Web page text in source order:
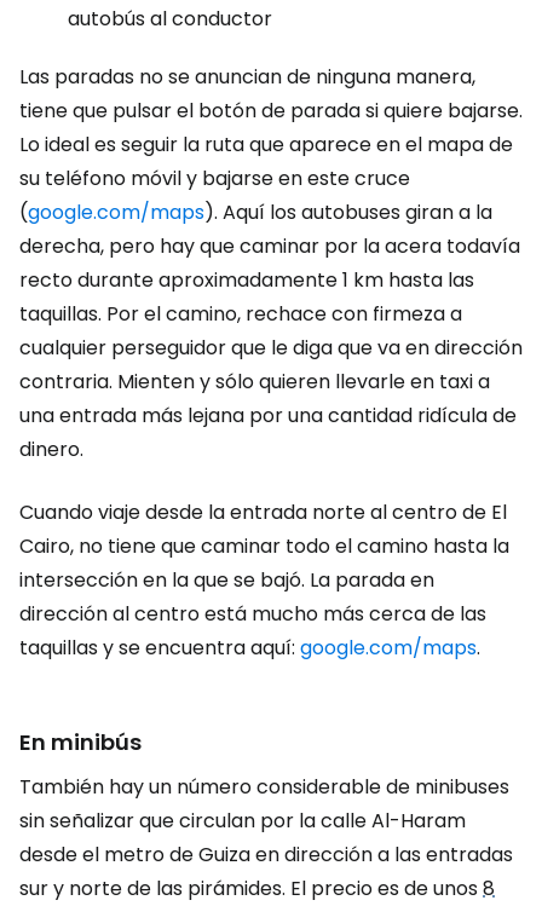
autobús al conductor
Las paradas no se anuncian de ninguna manera,
tiene que pulsar el botón de parada si quiere bajarse.
Lo ideal es seguir la ruta que aparece en el mapa de
su teléfono móvil y bajarse en este cruce
(google.com/maps). Aquí los autobuses giran a la
derecha, pero hay que caminar por la acera todavía
recto durante aproximadamente 1 km hasta las
taquillas. Por el camino, rechace con firmeza a
cualquier perseguidor que le diga que va en dirección
contraria. Mienten y sólo quieren llevarle en taxi a
una entrada más lejana por una cantidad ridícula de
dinero.
Cuando viaje desde la entrada norte al centro de El
Cairo, no tiene que caminar todo el camino hasta la
intersección en la que se bajó. La parada en
dirección al centro está mucho más cerca de las
taquillas y se encuentra aquí: google.com/maps.
En minibús
También hay un número considerable de minibuses
sin señalizar que circulan por la calle Al-Haram
desde el metro de Guiza en dirección a las entradas
sur y norte de las pirámides. El precio es de unos8